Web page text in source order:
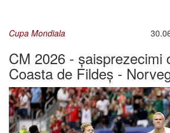
Cupa Mondiala
CM 2026 - șaisprezecimi
Coasta de Fildeș -